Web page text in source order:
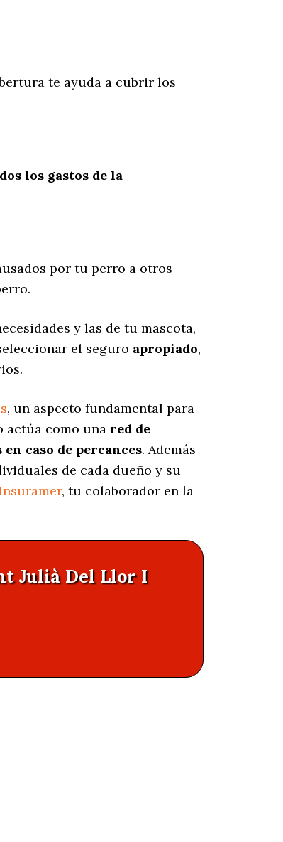
te ayuda a cubrir los
los gastos de la
por tu perro a otros
y las de tu mascota,
el seguro apropiado,
, un aspecto fundamental para
actúa como una red de
caso de percances. Además
de cada dueño y su
, tu colaborador en la
Julià Del Llor I